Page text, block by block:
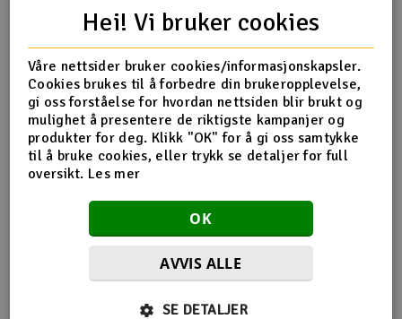
Radioutstyr
Raketter
Smarthjem, lek & hobby
Solenergi
Sparkesykler & elkjøretøy
Verktøy, utstyr & tilbehør
Produktinformasjon
Kvalitetsverktøy fra ITALERI for presisjon og nøyaktighet
ved modellbygging.
Flere så også på
Hei! Vi bruker cookies
Våre nettsider bruker cookies/informasjonskapsler.
Cookies brukes til å forbedre din brukeropplevelse,
gi oss forståelse for hvordan nettsiden blir brukt og
mulighet å presentere de riktigste kampanjer og
produkter for deg. Klikk "OK" for å gi oss samtykke
til å bruke cookies, eller trykk se detaljer for full
oversikt. Les mer
OK
AVVIS ALLE
SE DETALJER